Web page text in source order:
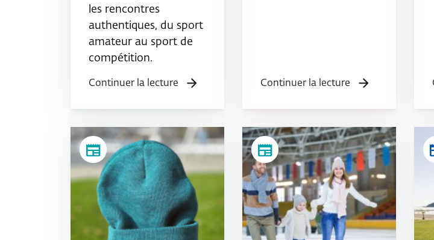
les rencontres
authentiques, du sport
amateur au sport de
compétition.
Continuer la lecture Continuer la lecture
newspaper newspaper